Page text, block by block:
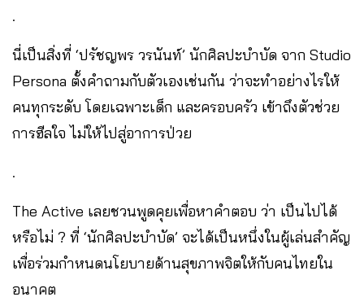
.
นี่เป็นสิ่งที่ ‘ปรัชญพร วรนันท์’ นักศิลปะบำบัด จาก Studio
Persona ตั้งคำถามกับตัวเองเช่นกัน ว่าจะทำอย่างไรให้
คนทุกระดับ โดยเฉพาะเด็ก และครอบครัว เข้าถึงตัวช่วย
การฮีลใจ ไม่ให้ไปสู่อาการป่วย
.
The Active เลยชวนพูดคุยเพื่อหาคำตอบ ว่า เป็นไปได้
หรือไม่ ? ที่ ‘นักศิลปะบำบัด’ จะได้เป็นหนึ่งในผู้เล่นสำคัญ
เพื่อร่วมกำหนดนโยบายด้านสุขภาพจิตให้กับคนไทยใน
อนาคต